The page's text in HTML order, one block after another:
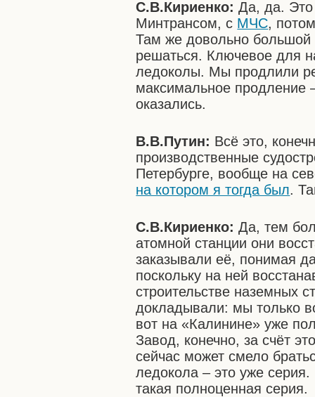
С.В.Кириенко:Да, да.
Минтрансом, с МЧС,
Там же довольно большой
решаться. Ключевое для
ледоколы. Мы продлили
максимальное
оказались.
В.В.Путин: Всё это,
производственные
Петербурге, вообще на
на котором я тогда был.
С.В.Кириенко:Да, тем
атомной станции они
заказывали её, понимая
поскольку на ней
строительстве наземных
докладывали: мы только
вот на «Калинине» уже
Завод, конечно, за счёт
сейчас может смело
ледокола – это уже
такая полноценная серия.